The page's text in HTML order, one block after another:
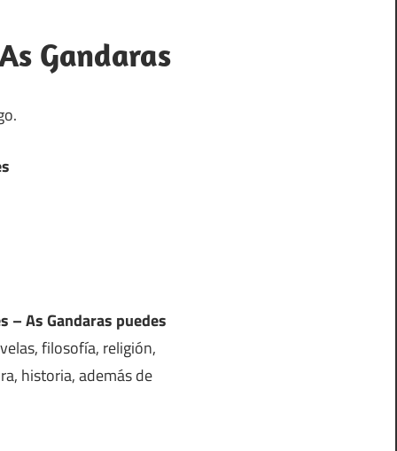
Gandaras
– As Gandaras puedes
filosofía, religión,
historia, además de